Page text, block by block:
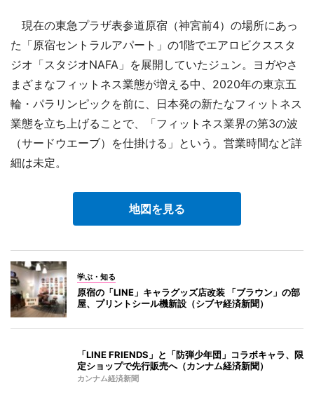
現在の東急プラザ表参道原宿（神宮前4）の場所にあっ
た「原宿セントラルアパート」の1階でエアロビクススタ
ジオ「スタジオNAFA」を展開していたジュン。ヨガやさ
まざまなフィットネス業態が増える中、2020年の東京五
輪・パラリンピックを前に、日本発の新たなフィットネス
業態を立ち上げることで、「フィットネス業界の第3の波
（サードウエーブ）を仕掛ける」という。営業時間など詳
細は未定。
地図を見る
学ぶ・知る
原宿の「LINE」キャラグッズ店改装 「ブラウン」の部
屋、プリントシール機新設（シブヤ経済新聞）
「LINE FRIENDS」と「防弾少年団」コラボキャラ、限
定ショップで先行販売へ（カンナム経済新聞）
カンナム経済新聞